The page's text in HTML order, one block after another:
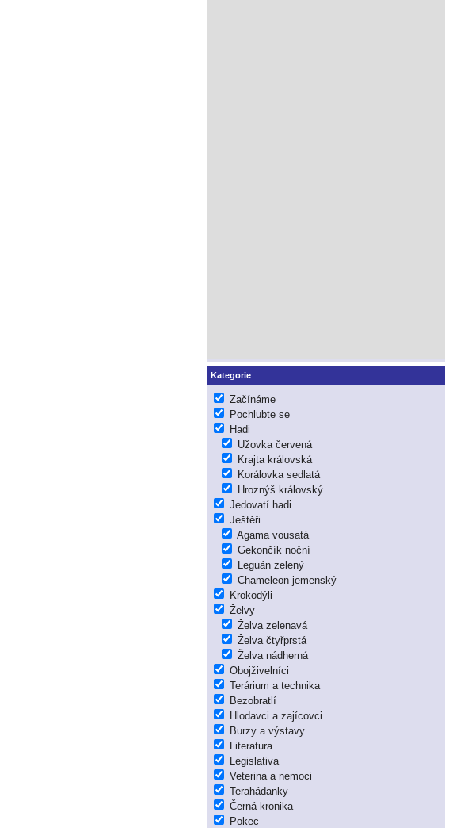
Kategorie
Začínáme
Pochlubte se
Hadi
Užovka červená
Krajta královská
Korálovka sedlatá
Hroznýš královský
Jedovatí hadi
Ještěři
Agama vousatá
Gekončík noční
Leguán zelený
Chameleon jemenský
Krokodýli
Želvy
Želva zelenavá
Želva čtyřprstá
Želva nádherná
Obojživelníci
Terárium a technika
Bezobratlí
Hlodavci a zajícovci
Burzy a výstavy
Literatura
Legislativa
Veterina a nemoci
Terahádanky
Černá kronika
Pokec